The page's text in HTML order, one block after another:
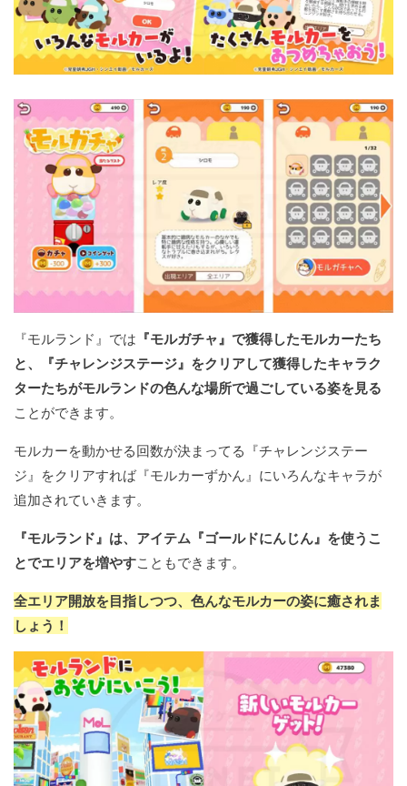
『モルランド』では 『モルガチャ』で獲得したモルカーたち
と、『チャレンジステージ』をクリアして獲得したキャラク
ターたちがモルランドの色んな場所で過ごしている姿を見る
ことができます。
モルカーを動かせる回数が決まってる『チャレンジステー
ジ』をクリアすれば『モルカーずかん』にいろんなキャラが
追加されていきます。
『モルランド』は、アイテム『ゴールドにんじん』を使うこ
とでエリアを増やすこともできます。
全エリア開放を目指しつつ、色んなモルカーの姿に癒されま
しょう！